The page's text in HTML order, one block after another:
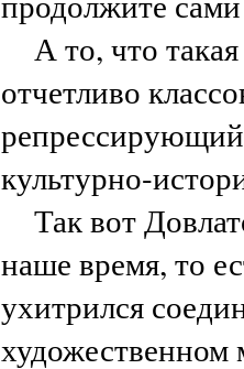
А то, что
отчетливо
культурно-
Так вот
наше время, то
ухитрился
художественном